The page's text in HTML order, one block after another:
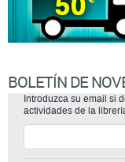
BOLETÍN DE
Introduzca su email si
actividades de la